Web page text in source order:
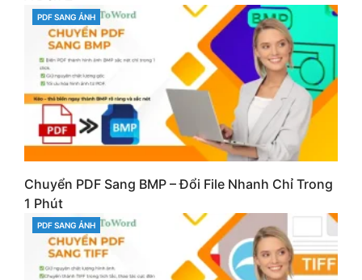
CATEGORIES
PDF SANG ẢNH
Chuyển PDF Sang BMP – Đổi File Nhanh Chỉ Trong
1 Phút
CATEGORIES
PDF SANG ẢNH